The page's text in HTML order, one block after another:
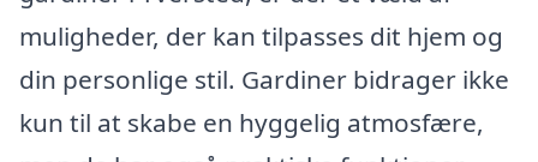
muligheder, der kan tilpasses dit hjem og
din personlige stil. Gardiner bidrager ikke
kun til at skabe en hyggelig atmosfære,